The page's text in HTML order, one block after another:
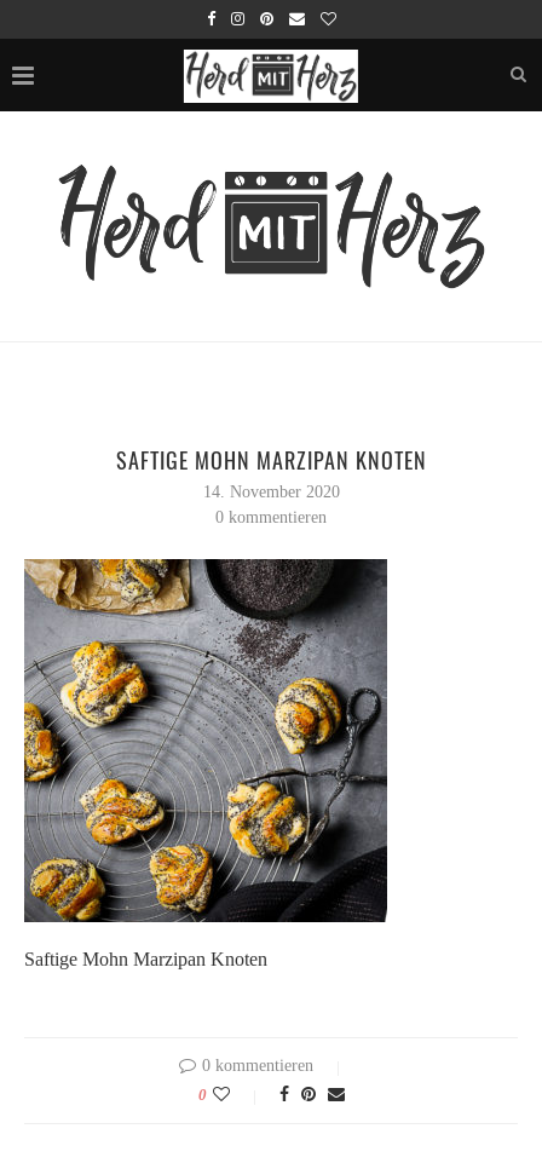
SAFTIGE MOHN MARZIPAN KNOTEN
14. November 2020
0 kommentieren
Saftige Mohn Marzipan Knoten
0 kommentieren
0